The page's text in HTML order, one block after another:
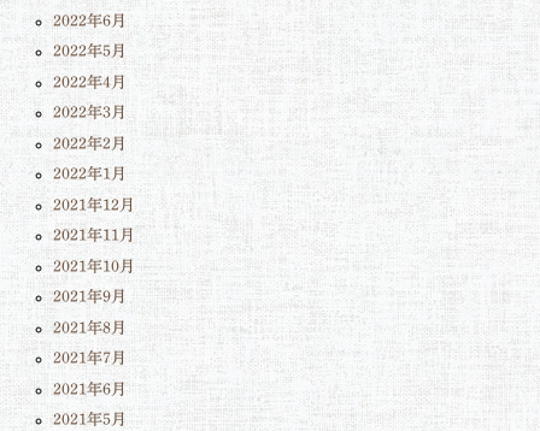
2022年6月
2022年5月
2022年4月
2022年3月
2022年2月
2022年1月
2021年12月
2021年11月
2021年10月
2021年9月
2021年8月
2021年7月
2021年6月
2021年5月